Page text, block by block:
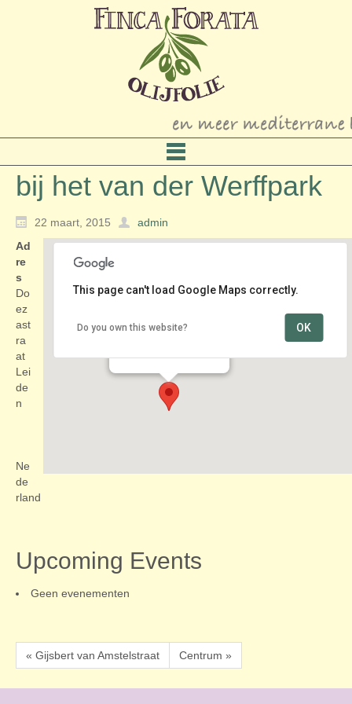
bij het van der Werffpark
22 maart, 2015 admin
bij het van der Werffpark
This page can't load Google Maps correctly.
Do you own this website? OK
Ad
re
s
Do
ez
ast
ra
at
Lei
de
n
Ne
de
rland
Upcoming Events
Geen evenementen
« Gijsbert van Amstelstraat Centrum »